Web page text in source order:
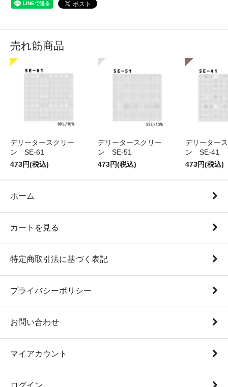
売れ筋商品
デリータースクリー
ン SE-61
473円(税込)
デリータースクリー
ン SE-51
473円(税込)
デリーター
ン SE-41
473円(税込)
ホーム
カートを見る
特定商取引法に基づく表記
プライバシーポリシー
お問い合わせ
マイアカウント